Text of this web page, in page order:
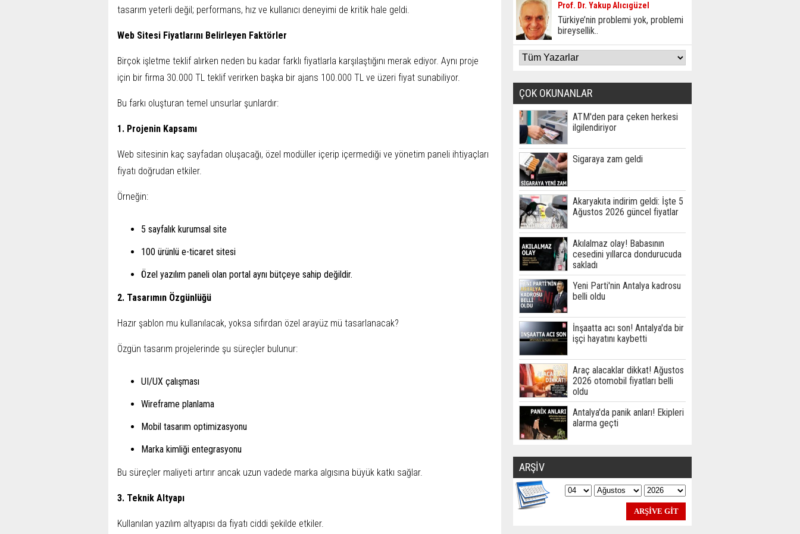
tasarım yeterli değil; performans, hız ve kullanıcı deneyimi de kritik hale geldi.
Web Sitesi Fiyatlarını Belirleyen Faktörler
Birçok işletme teklif alırken neden bu kadar farklı fiyatlarla karşılaştığını merak ediyor. Aynı proje
için bir firma 30.000 TL teklif verirken başka bir ajans 100.000 TL ve üzeri fiyat sunabiliyor.
Bu farkı oluşturan temel unsurlar şunlardır:
1. Projenin Kapsamı
Web sitesinin kaç sayfadan oluşacağı, özel modüller içerip içermediği ve yönetim paneli ihtiyaçları
fiyatı doğrudan etkiler.
Örneğin:
5 sayfalık kurumsal site
100 ürünlü e-ticaret sitesi
Özel yazılım paneli olan portal aynı bütçeye sahip değildir.
2. Tasarımın Özgünlüğü
Hazır şablon mu kullanılacak, yoksa sıfırdan özel arayüz mü tasarlanacak?
Özgün tasarım projelerinde şu süreçler bulunur:
UI/UX çalışması
Wireframe planlama
Mobil tasarım optimizasyonu
Marka kimliği entegrasyonu
Bu süreçler maliyeti artırır ancak uzun vadede marka algısına büyük katkı sağlar.
3. Teknik Altyapı
Kullanılan yazılım altyapısı da fiyatı ciddi şekilde etkiler.
Prof. Dr. Yakup Alıcıgüzel
Türkiye’nin problemi yok, problemi
bireysellik..
ÇOK OKUNANLAR
ATM'den para çeken herkesi
ilgilendiriyor
Sigaraya zam geldi
Akaryakıta indirim geldi: İşte 5
Ağustos 2026 güncel fiyatlar
Akılalmaz olay! Babasının
cesedini yıllarca dondurucuda
sakladı
Yeni Parti'nin Antalya kadrosu
belli oldu
İnşaatta acı son! Antalya'da bir
işçi hayatını kaybetti
Araç alacaklar dikkat! Ağustos
2026 otomobil fiyatları belli
oldu
Antalya'da panik anları! Ekipleri
alarma geçti
ARŞİV